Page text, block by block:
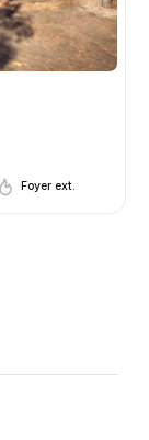
Foyer ext.